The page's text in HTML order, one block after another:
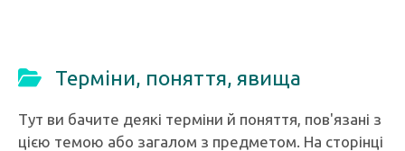
Терміни, поняття, явища
Тут ви бачите деякі терміни й поняття, пов'язані з
цією темою або загалом з предметом. На сторінці